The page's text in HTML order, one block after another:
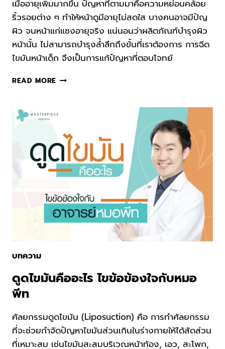
เมื่ออายุเพิ่มมากขึ้น ปัญหาที่ตามมาคือความหย่อนคล้อย
ริ้วรอยต่าง ๆ ทำให้หน้าดูมีอายุไม่สดใส บางคนอาจมีปัญ
ผิว จนหน้าแก่แซงอายุจริง แน่นอนว่าผลิตภัณฑ์บำรุงผิว
หน้านั้น ไม่สามารถบำรุงล้ำลึกถึงขั้นที่เราต้องการ การฉีด
ไขมันหน้าเด็ก จึงเป็นการแก้ปัญหาที่ตอบโจทย์
READ MORE เคล็ด
อายุ
การ
ฉีด
มัน
หน้า
บทความ
ดูดไขมันคืออะไร ไขข้อข้องใจกับหมอ
พีท
ศัลยกรรมดูดไขมัน (Liposuction) คือ การทำศัลยกรรม
ที่จะช่วยกำจัดปัญหาไขมันส่วนเกินในร่างกายให้ได้สัดส่วน
ที่เหมาะสม เช่นไขมันสะสมบริเวณหน้าท้อง, เอว, สะโพก,